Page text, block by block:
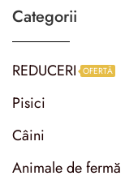
Categorii
REDUCERI OFERTĂ
Pisici
Câini
Animale de fermă